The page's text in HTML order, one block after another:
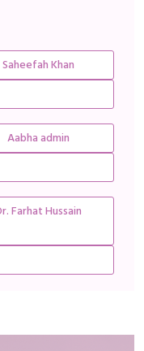
Saheefah Khan
Aabha admin
Farhat Hussain